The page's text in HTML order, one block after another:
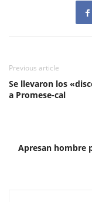
Previous article
Se llevaron los
a Promese-cal
Apresan hombre